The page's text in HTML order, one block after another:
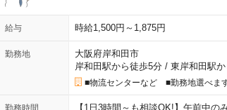
給与 時給1,500円～1,875円
勤務地
大阪府岸和田市
岸和田駅から徒歩5分/ 東岸和田駅
■物流センターなど ■勤務地選べま
勤務時間 【1日3時間～も相談OK!】午前中